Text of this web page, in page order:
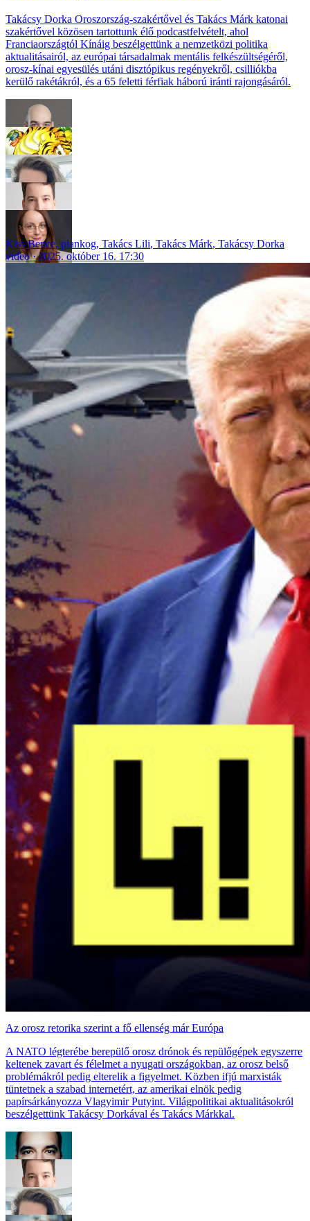
Takácsy Dorka Oroszország-szakértővel és Takács Márk katonai
szakértővel közösen tartottunk élő podcastfelvételt, ahol
Franciaországtól Kínáig beszélgettünk a nemzetközi politika
aktualitásairól, az európai társadalmak mentális felkészültségéről,
orosz-kínai egyesülés utáni disztópikus regényekről, csilliókba
kerülő rakétákról, és a 65 feletti férfiak háború iránti rajongásáról.
Kiss Bence, plankog, Takács Lili, Takács Márk, Takácsy Dorka
video
2025. október 16. 17:30
Az orosz retorika szerint a fő ellenség már Európa
A NATO légterébe berepülő orosz drónok és repülőgépek egyszerre
keltenek zavart és félelmet a nyugati országokban, az orosz belső
problémákról pedig elterelik a figyelmet. Közben ifjú marxisták
tüntetnek a szabad internetért, az amerikai elnök pedig
papírsárkányozza Vlagyimir Putyint. Világpolitikai aktualitásokról
beszélgettünk Takácsy Dorkával és Takács Márkkal.